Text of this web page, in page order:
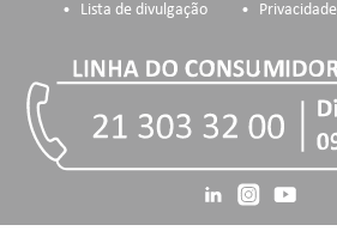
Lista de divulgação
Privacidade